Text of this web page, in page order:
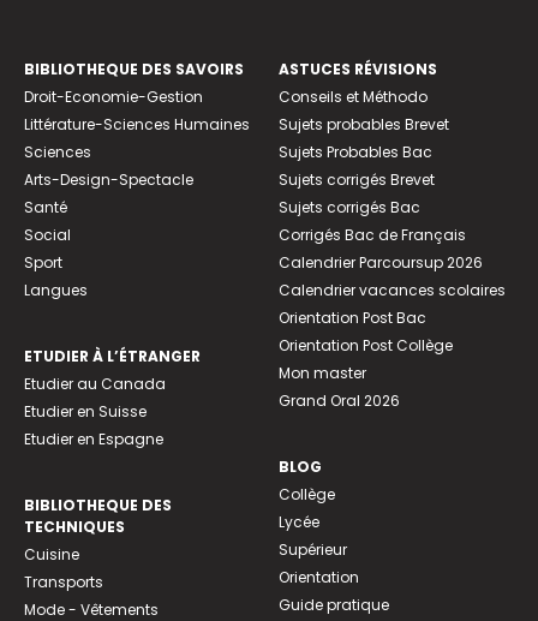
BIBLIOTHEQUE DES SAVOIRS
Droit-Economie-Gestion
Littérature-Sciences Humaines
Sciences
Arts-Design-Spectacle
Santé
Social
Sport
Langues
ETUDIER À L’ÉTRANGER
Etudier au Canada
Etudier en Suisse
Etudier en Espagne
BIBLIOTHEQUE DES
TECHNIQUES
Cuisine
Transports
Mode - Vêtements
ASTUCES RÉVISIONS
Conseils et Méthodo
Sujets probables Brevet
Sujets Probables Bac
Sujets corrigés Brevet
Sujets corrigés Bac
Corrigés Bac de Français
Calendrier Parcoursup 2026
Calendrier vacances scolaires
Orientation Post Bac
Orientation Post Collège
Mon master
Grand Oral 2026
BLOG
Collège
Lycée
Supérieur
Orientation
Guide pratique